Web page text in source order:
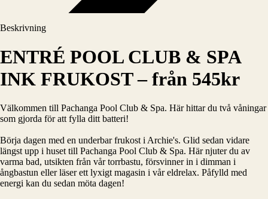
Beskrivning
ENTRÉ POOL CLUB & SPA
INK FRUKOST – från 545kr
Välkommen till Pachanga Pool Club & Spa. Här hittar du två våningar
som gjorda för att fylla ditt batteri!
Börja dagen med en underbar frukost i Archie's. Glid sedan vidare
längst upp i huset till Pachanga Pool Club & Spa. Här njuter du av
varma bad, utsikten från vår torrbastu, försvinner in i dimman i
ångbastun eller läser ett lyxigt magasin i vår eldrelax. Påfylld med
energi kan du sedan möta dagen!